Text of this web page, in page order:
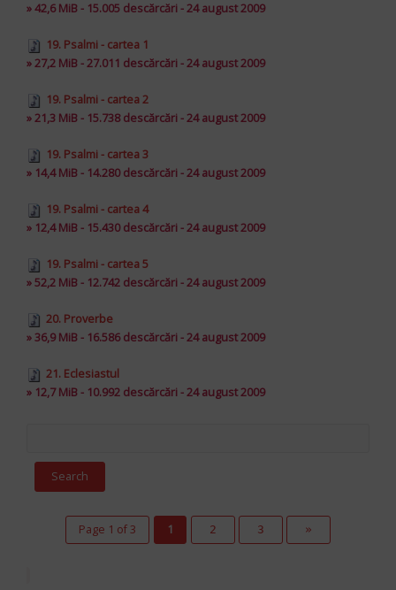
» 42,6 MiB - 15.005 descărcări - 24 august 2009
19. Psalmi - cartea 1
» 27,2 MiB - 27.011 descărcări - 24 august 2009
19. Psalmi - cartea 2
» 21,3 MiB - 15.738 descărcări - 24 august 2009
19. Psalmi - cartea 3
» 14,4 MiB - 14.280 descărcări - 24 august 2009
19. Psalmi - cartea 4
» 12,4 MiB - 15.430 descărcări - 24 august 2009
19. Psalmi - cartea 5
» 52,2 MiB - 12.742 descărcări - 24 august 2009
20. Proverbe
» 36,9 MiB - 16.586 descărcări - 24 august 2009
21. Eclesiastul
» 12,7 MiB - 10.992 descărcări - 24 august 2009
Page 1 of 3 1 2 3 »